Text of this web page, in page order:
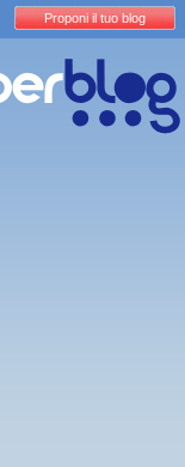
Proponi il tuo blog